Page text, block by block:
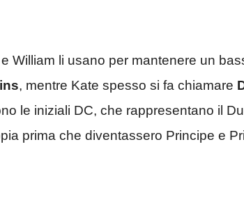
William li usano per mantenere un
, mentre Kate spesso si fa chiamare
le iniziali DC, che rappresentano il
prima che diventassero Principe e